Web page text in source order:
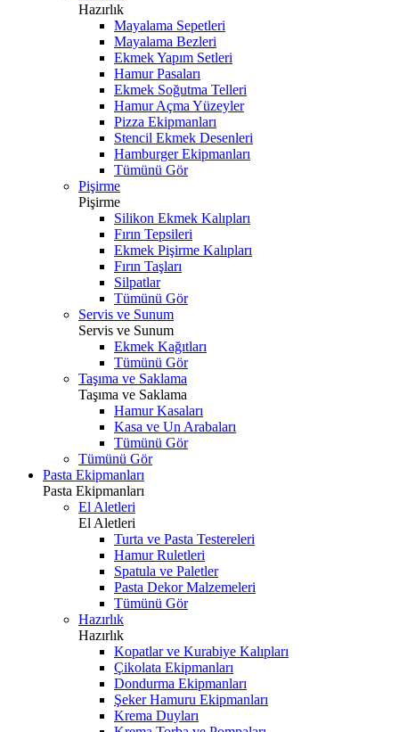
Hazırlık
Mayalama Sepetleri
Mayalama Bezleri
Ekmek Yapım Setleri
Hamur Pasaları
Ekmek Soğutma Telleri
Hamur Açma Yüzeyler
Pizza Ekipmanları
Stencil Ekmek Desenleri
Hamburger Ekipmanları
Tümünü Gör
Pişirme
Pişirme
Silikon Ekmek Kalıpları
Fırın Tepsileri
Ekmek Pişirme Kalıpları
Fırın Taşları
Silpatlar
Tümünü Gör
Servis ve Sunum
Servis ve Sunum
Ekmek Kağıtları
Tümünü Gör
Taşıma ve Saklama
Taşıma ve Saklama
Hamur Kasaları
Kasa ve Un Arabaları
Tümünü Gör
Tümünü Gör
Pasta Ekipmanları
Pasta Ekipmanları
El Aletleri
El Aletleri
Turta ve Pasta Testereleri
Hamur Ruletleri
Spatula ve Paletler
Pasta Dekor Malzemeleri
Tümünü Gör
Hazırlık
Hazırlık
Kopatlar ve Kurabiye Kalıpları
Çikolata Ekipmanları
Dondurma Ekipmanları
Şeker Hamuru Ekipmanları
Krema Duyları